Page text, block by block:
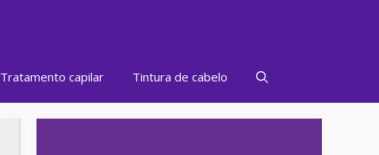
Tratamento capilar Tintura de cabelo